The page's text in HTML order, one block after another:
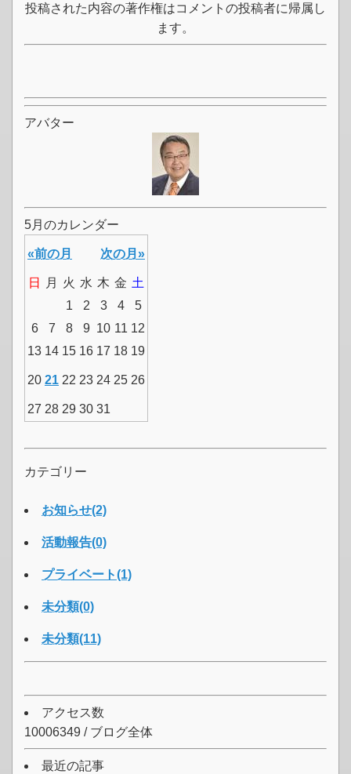
投稿された内容の著作権はコメントの投稿者に帰属し
ます。
アバター
5月のカレンダー
«前の月 次の月»
日 月 火 水 木 金 土
1
2 3 4
5
6
7 8 9 10 11 12
13 14 15 16 17 18 19
20 21 22 23 24 25 26
27 28 29 30 31
カテゴリー
お知らせ(2)
活動報告(0)
プライベート(1)
未分類(0)
未分類(11)
アクセス数
10006349 / ブログ全体
最近の記事